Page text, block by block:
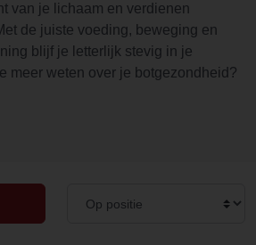
van je lichaam en verdienen
de juiste voeding, beweging en
blijf je letterlijk stevig in je
meer weten over je botgezondheid?